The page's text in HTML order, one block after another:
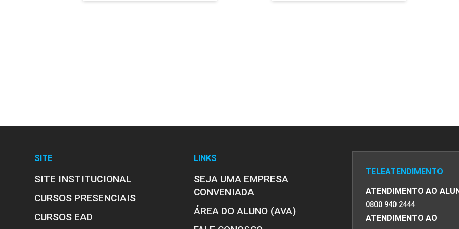
Fundamentos da Educação Física no Ensino Infantil
Didática Aplicada à Educação Física na Educação Infantil
SITE
SITE INSTITUCIONAL
CURSOS PRESENCIAIS
CURSOS EAD
LINKS
SEJA UMA EMPRESA
CONVENIADA
ÁREA DO ALUNO (AVA)
TELEATENDIMENTO
ATENDIMENTO AO
0800 940 2444
ATENDIMENTO AO